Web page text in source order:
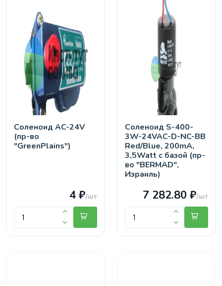
Соленоид AC-24V
(пр-во
"GreenPlains")
4 ₽/шт
Соленоид S-400-
3W-24VAC-D-NC-BB
Red/Blue, 200mA,
3,5Watt с базой (пр-
во "BERMAD",
Израиль)
7 282.80 ₽/шт